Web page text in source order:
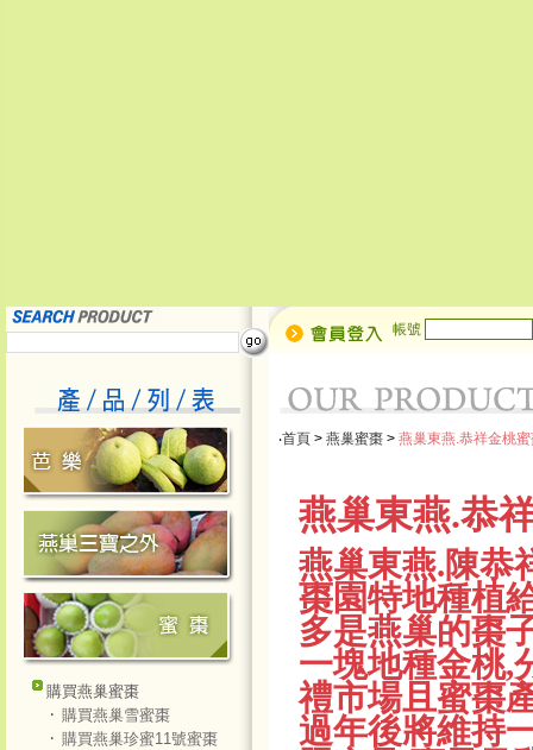
購買燕巢蜜棗
‧ 購買燕巢雪蜜棗
‧ 購買燕巢珍蜜11號蜜棗
帳號
‧首頁> 燕巢蜜棗> 燕巢東燕.恭祥金桃蜜
燕巢東燕.恭
燕巢東燕.陳恭
棗園特地種植
多是燕巢的棗
一塊地種金桃,
禮市場且蜜棗
過年後將維持